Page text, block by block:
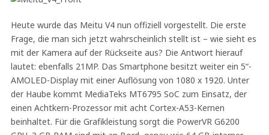
Heute wurde das Meitu V4 nun offiziell vorgestellt. Die erste
Frage, die man sich jetzt wahrscheinlich stellt ist – wie sieht es
mit der Kamera auf der Rückseite aus? Die Antwort hierauf
lautet: ebenfalls 21MP. Das Smartphone besitzt weiter ein 5“-
AMOLED-Display mit einer Auflösung von 1080 x 1920. Unter
der Haube kommt MediaTeks MT6795 SoC zum Einsatz, der
einen Achtkern-Prozessor mit acht Cortex-A53-Kernen
beinhaltet. Für die Grafikleistung sorgt die PowerVR G6200